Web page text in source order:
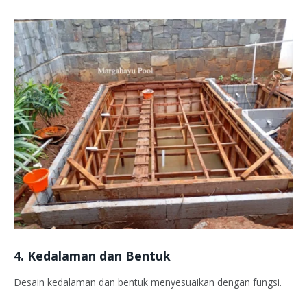
4. Kedalaman dan Bentuk
Desain kedalaman dan bentuk menyesuaikan dengan fungsi.